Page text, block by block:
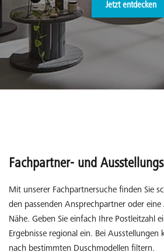
Jetzt entdecken
Fachpartner- und
Mit unserer Fachpartnersuche finden Sie
den passenden Ansprechpartner oder
Nähe. Geben Sie einfach Ihre Postleitzahl
Ergebnisse regional ein. Bei Ausstellungen
nach bestimmten Duschmodellen filtern.